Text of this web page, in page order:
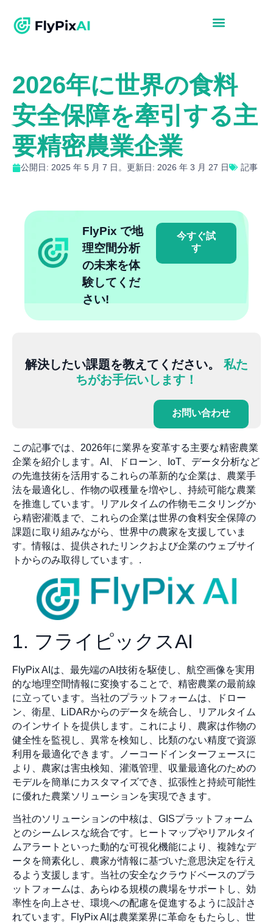
2026年に世界の食料
安全保障を牽引する主
要精密農業企業
公開日: 2025 年 5 月 7 日。更新日: 2026 年 3 月 27 日 記事
FlyPix で地
理空間分析
の未来を体
験してくだ
さい!
今すぐ試
す
解決したい課題を教えてください。 私た
ちがお手伝いします！
お問い合わせ
この記事では、2026年に業界を変革する主要な精密農業
企業を紹介します。AI、ドローン、IoT、データ分析など
の先進技術を活用するこれらの革新的な企業は、農業手
法を最適化し、作物の収穫量を増やし、持続可能な農業
を推進しています。リアルタイムの作物モニタリングか
ら精密灌漑まで、これらの企業は世界の食料安全保障の
課題に取り組みながら、世界中の農家を支援していま
す。情報は、提供されたリンクおよび企業のウェブサイ
トからのみ取得しています。.
1. フライピックスAI
FlyPix AIは、最先端のAI技術を駆使し、航空画像を実用
的な地理空間情報に変換することで、精密農業の最前線
に立っています。当社のプラットフォームは、ドロー
ン、衛星、LiDARからのデータを統合し、リアルタイム
のインサイトを提供します。これにより、農家は作物の
健全性を監視し、異常を検知し、比類のない精度で資源
利用を最適化できます。ノーコードインターフェースに
より、農家は害虫検知、灌漑管理、収量最適化のための
モデルを簡単にカスタマイズでき、拡張性と持続可能性
に優れた農業ソリューションを実現できます。
当社のソリューションの中核は、GISプラットフォーム
とのシームレスな統合です。ヒートマップやリアルタイ
ムアラートといった動的な可視化機能により、複雑なデ
ータを簡素化し、農家が情報に基づいた意思決定を行え
るよう支援します。当社の安全なクラウドベースのプラ
ットフォームは、あらゆる規模の農場をサポートし、効
率性を向上させ、環境への配慮を促進するように設計さ
れています。FlyPix AIは農業業界に革命をもたらし、世